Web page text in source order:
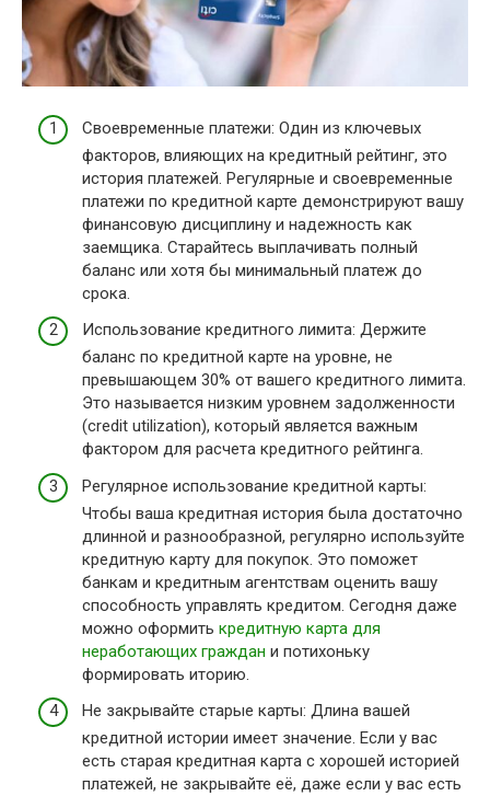
Своевременные платежи: Один из ключевых
факторов, влияющих на кредитный рейтинг, это
история платежей. Регулярные и своевременные
платежи по кредитной карте демонстрируют вашу
финансовую дисциплину и надежность как
заемщика. Старайтесь выплачивать полный
баланс или хотя бы минимальный платеж до
срока.
Использование кредитного лимита: Держите
баланс по кредитной карте на уровне, не
превышающем 30% от вашего кредитного лимита.
Это называется низким уровнем задолженности
(credit utilization), который является важным
фактором для расчета кредитного рейтинга.
Регулярное использование кредитной карты:
Чтобы ваша кредитная история была достаточно
длинной и разнообразной, регулярно используйте
кредитную карту для покупок. Это поможет
банкам и кредитным агентствам оценить вашу
способность управлять кредитом. Сегодня даже
можно оформить кредитную карта для
неработающих граждан и потихоньку
формировать иторию.
Не закрывайте старые карты: Длина вашей
кредитной истории имеет значение. Если у вас
есть старая кредитная карта с хорошей историей
платежей, не закрывайте её, даже если у вас есть